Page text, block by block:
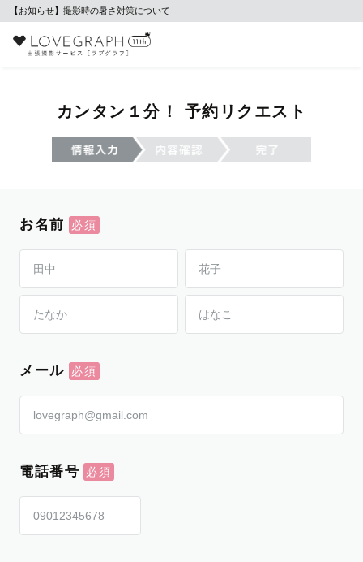
【お知らせ】撮影時の暑さ対策について
カンタン１分！ 予約リクエスト
お名前
メール
電話番号